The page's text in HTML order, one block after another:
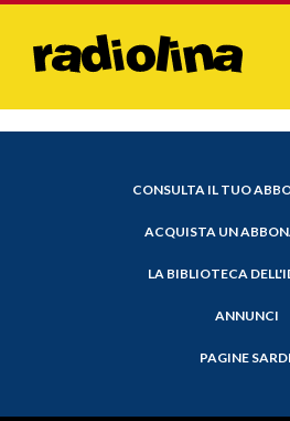
CONSULTA IL TUO
ACQUISTA UN
LA BIBLIOTECA
ANNUNCI
PAGINE